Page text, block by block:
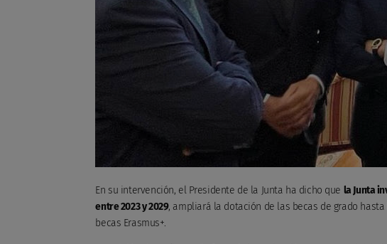
En su intervención, el Presidente de la Junta ha dicho que la Junta
entre 2023 y 2029, ampliará la dotación de las becas de grado
becas Erasmus+.